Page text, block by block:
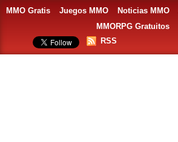
MMO Gratis Juegos MMO Noticias MMO
MMORPG Gratuitos
RSS